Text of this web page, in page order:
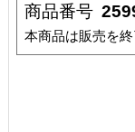
商品番号
本商品は販売を